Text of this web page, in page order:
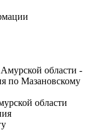
области